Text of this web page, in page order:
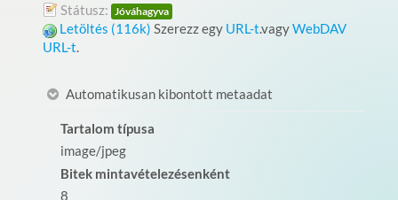
Státusz: Jóváhagyva
Letöltés (116k) Szerezz egy URL-t.vagyWebDAV
URL-t
Automatikusan kibontott metaadat
Tartalom típusa
image/jpeg
Bitek mintavételezésenként
8